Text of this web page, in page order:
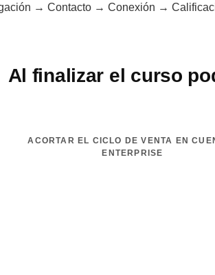
→ Contacto → Conexión →
Al finalizar el curso
ACORTAR EL CICLO DE VENTA EN
ENTERPRISE